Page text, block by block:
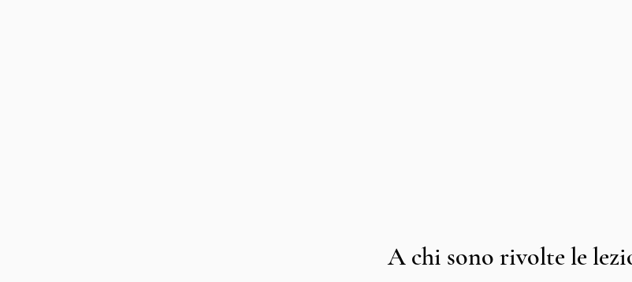
A chi sono rivolte le